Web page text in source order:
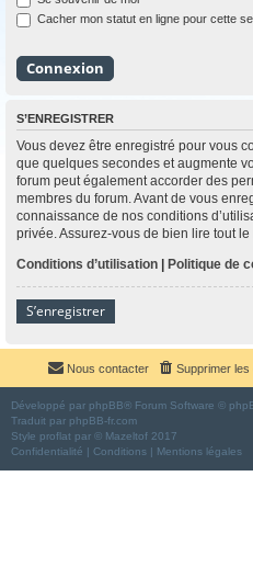
Cacher mon statut en ligne pour cette
S’ENREGISTRER
Vous devez être enregistré pour vous
que quelques secondes et augmente
forum peut également accorder des
membres du forum. Avant de vous
connaissance de nos conditions
privée. Assurez-vous de bien lire tout le
Conditions d’utilisation | Politique de
S’enregistrer
Supprimer les
Nous contacter
Développé par phpBB® Forum Software ©
Traduit par phpBB-fr.com
Style proflat par © Mazeltof 2017
Confidentialité | Conditions | Mentions légales